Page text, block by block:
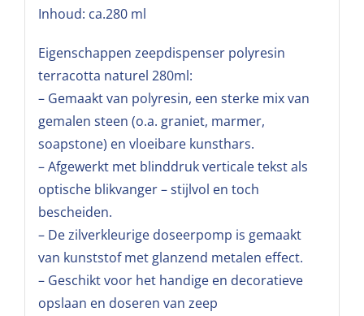
Inhoud: ca.280 ml
Eigenschappen zeepdispenser polyresin
terracotta naturel 280ml:
– Gemaakt van polyresin, een sterke mix van
gemalen steen (o.a. graniet, marmer,
soapstone) en vloeibare kunsthars.
– Afgewerkt met blinddruk verticale tekst als
optische blikvanger – stijlvol en toch
bescheiden.
– De zilverkleurige doseerpomp is gemaakt
van kunststof met glanzend metalen effect.
– Geschikt voor het handige en decoratieve
opslaan en doseren van zeep